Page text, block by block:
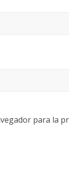
para la